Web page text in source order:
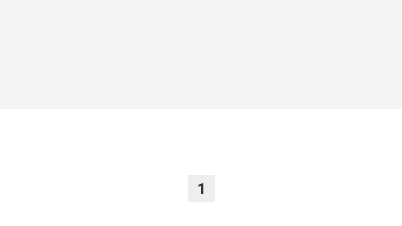
----------------------------------------------------------------
1